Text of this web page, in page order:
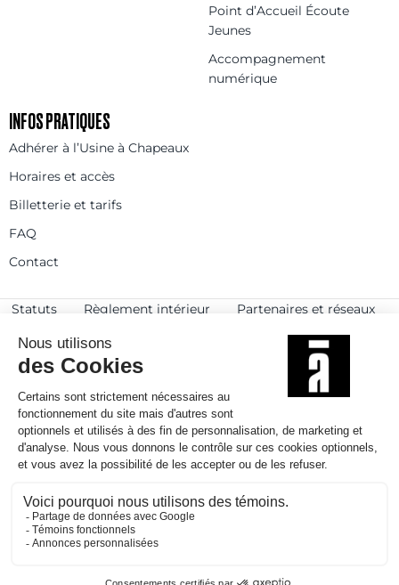
Point d’Accueil Écoute
Jeunes
Accompagnement
numérique
INFOS PRATIQUES
Adhérer à l’Usine à Chapeaux
Horaires et accès
Billetterie et tarifs
FAQ
Contact
Statuts Règlement intérieur
Partenaires et réseaux
© 2025
Politique de confidentialité
Mentions légales et crédits